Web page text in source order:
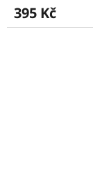
395 Kč